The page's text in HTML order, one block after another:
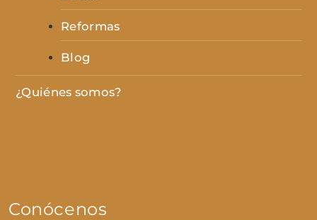
Reformas
Blog
¿Quiénes somos?
Conócenos